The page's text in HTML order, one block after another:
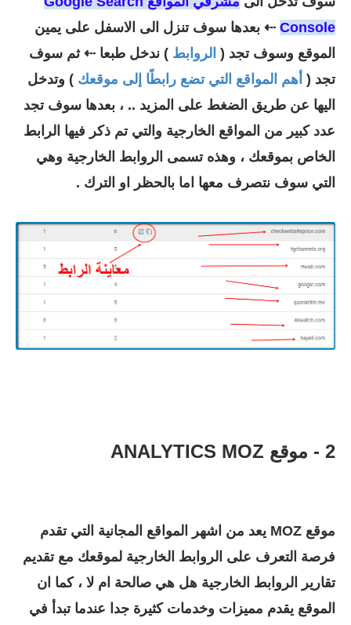
Console ⇠ بعدها سوف تنزل الى الاسفل على يمين
الموقع وسوف تجد ( الروابط ) ندخل طبعا ⇠ ثم سوف
تجد ( أهم المواقع التي تضع رابطًا إلى موقعك ) وتدخل
اليها عن طريق الضغط على المزيد .. ، بعدها سوف تجد
عدد كبير من المواقع الخارجية والتي تم ذكر فيها الرابط
الخاص بموقعك ، وهذه تسمى الروابط الخارجية وهي
التي سوف نتصرف معها اما بالحظر او الترك .
2 - موقع ANALYTICS MOZ
موقع MOZ يعد من اشهر المواقع المجانية التي تقدم
فرصة التعرف على الروابط الخارجية لموقعك مع تقديم
تقارير الروابط الخارجية هل هي صالحة ام لا ، كما ان
الموقع يقدم مميزات وخدمات كثيرة جدا عندما تبدأ في